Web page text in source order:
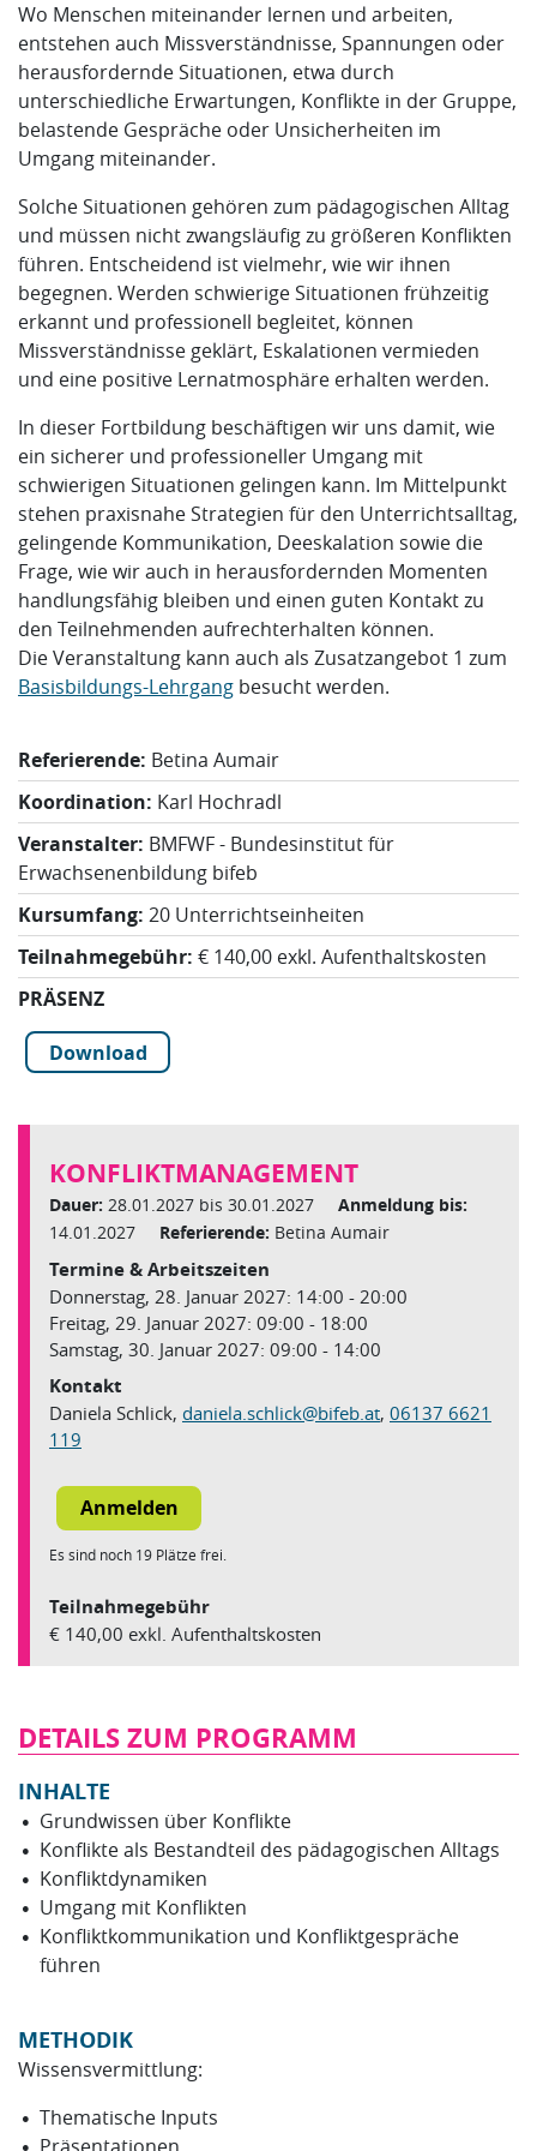
Wo Menschen miteinander lernen und arbeiten,
entstehen auch Missverständnisse, Spannungen oder
herausfordernde Situationen, etwa durch
unterschiedliche Erwartungen, Konflikte in der Gruppe,
belastende Gespräche oder Unsicherheiten im
Umgang miteinander.
Solche Situationen gehören zum pädagogischen Alltag
und müssen nicht zwangsläufig zu größeren Konflikten
führen. Entscheidend ist vielmehr, wie wir ihnen
begegnen. Werden schwierige Situationen frühzeitig
erkannt und professionell begleitet, können
Missverständnisse geklärt, Eskalationen vermieden
und eine positive Lernatmosphäre erhalten werden.
In dieser Fortbildung beschäftigen wir uns damit, wie
ein sicherer und professioneller Umgang mit
schwierigen Situationen gelingen kann. Im Mittelpunkt
stehen praxisnahe Strategien für den Unterrichtsalltag,
gelingende Kommunikation, Deeskalation sowie die
Frage, wie wir auch in herausfordernden Momenten
handlungsfähig bleiben und einen guten Kontakt zu
den Teilnehmenden aufrechterhalten können.
Die Veranstaltung kann auch als Zusatzangebot 1 zum
Basisbildungs-Lehrgang besucht werden.
Referierende: Betina Aumair
Koordination: Karl Hochradl
Veranstalter: BMFWF - Bundesinstitut für
Erwachsenenbildung bifeb
Kursumfang: 20 Unterrichtseinheiten
Teilnahmegebühr: € 140,00 exkl. Aufenthaltskosten
PRÄSENZ
Download
KONFLIKTMANAGEMENT
Dauer: 28.01.2027 bis 30.01.2027 Anmeldung bis:
14.01.2027 Referierende: Betina Aumair
Termine & Arbeitszeiten
Donnerstag, 28. Januar 2027: 14:00 - 20:00
Freitag, 29. Januar 2027: 09:00 - 18:00
Samstag, 30. Januar 2027: 09:00 - 14:00
Kontakt
Daniela Schlick, daniela.schlick@bifeb.at, 06137 6621
119
Es sind noch 19 Plätze frei.
Teilnahmegebühr
€ 140,00 exkl. Aufenthaltskosten
DETAILS ZUM PROGRAMM
INHALTE
Grundwissen über Konflikte
Konflikte als Bestandteil des pädagogischen Alltags
Konfliktdynamiken
Umgang mit Konflikten
Konfliktkommunikation und Konfliktgespräche
führen
METHODIK
Wissensvermittlung:
Thematische Inputs